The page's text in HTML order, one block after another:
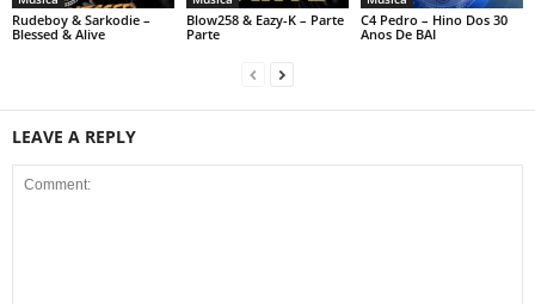
Rudeboy & Sarkodie –
Blessed & Alive
Blow258 & Eazy-K – Parte
Parte
C4 Pedro – Hino Dos 30
Anos De BAI
LEAVE A REPLY